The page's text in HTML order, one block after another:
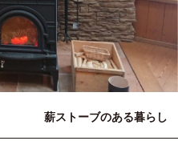
薪ストーブのある暮らし